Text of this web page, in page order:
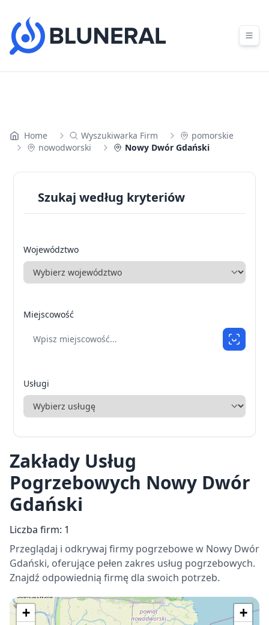
Home Wyszukiwarka Firm
pomorskie
nowodworski
Nowy Dwór Gdański
Szukaj według kryteriów
Województwo
Miejscowość
Usługi
Zakłady Usług
Pogrzebowych Nowy Dwór
Gdański
Liczba firm: 1
Przeglądaj i odkrywaj firmy pogrzebowe w Nowy Dwór
Gdański, oferujące pełen zakres usług pogrzebowych.
Znajdź odpowiednią firmę dla swoich potrzeb.
+
+